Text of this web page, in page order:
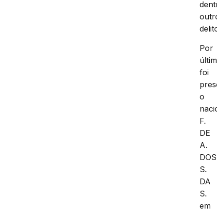
Por
foi
o
F.
DE
A.
DOS
S.
DA
S.
em